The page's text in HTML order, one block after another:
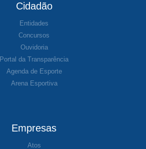
Cidadão
Entidades
Concursos
Ouvidoria
Portal da Transparência
Agenda de Esporte
Arena Esportiva
Empresas
Atos